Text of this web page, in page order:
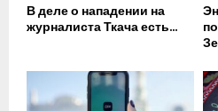
В деле о нападении на
журналиста Ткача есть...